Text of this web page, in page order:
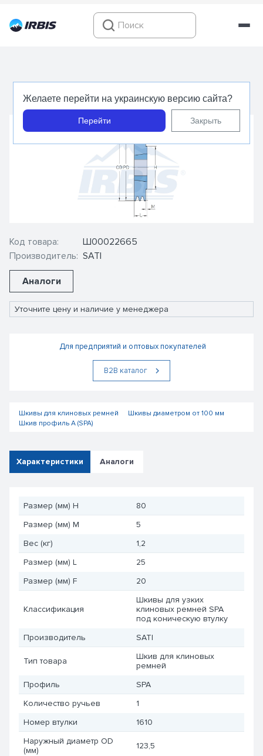
Желаете перейти на украинскую версию сайта?
Перейти Закрыть
Шкив для клиновых ремней 1SPA118TB - SATI
Код товара:
Производитель:
Ш00022665
SATI
Аналоги
Уточните цену и наличие у менеджера
Для предприятий и оптовых покупателей
В2В каталог
Шкивы для клиновых ремней
Шкивы диаметром от 100 мм
Шкив профиль А (SPA)
Характеристики Аналоги
Размер (мм) H
80
Размер (мм) M
5
Вес (кг)
1,2
Размер (мм) L
25
Размер (мм) F
20
Классификация
Шкивы для узких
клиновых ремней SPA
под коническую втулку
Производитель
SATI
Тип товара
Шкив для клиновых
ремней
Профиль
SPA
Количество ручьев
1
Номер втулки
1610
Наружный диаметр OD
(мм)
123,5